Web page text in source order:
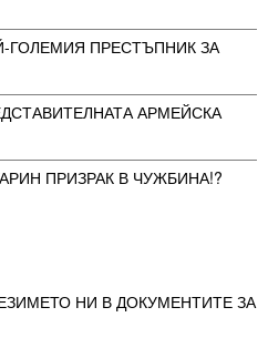
ГОЛЕМИЯ ПРЕСТЪПНИК ЗА
АРМЕЙСКА
ПРИЗРАК В ЧУЖБИНА!?
НИ В ДОКУМЕНТИТЕ ЗА